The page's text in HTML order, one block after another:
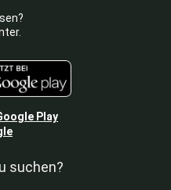
Play
suchen?